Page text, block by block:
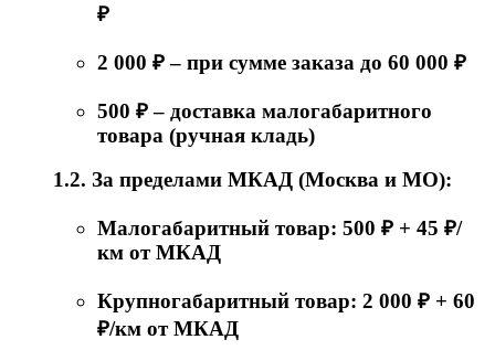
₽
2 000 ₽ – при сумме заказа до 60 000 ₽
500 ₽ – доставка малогабаритного
товара (ручная кладь)
1.2. За пределами МКАД (Москва и МО):
Малогабаритный товар: 500 ₽ + 45 ₽/
км от МКАД
Крупногабаритный товар: 2 000 ₽ + 60
₽/км от МКАД